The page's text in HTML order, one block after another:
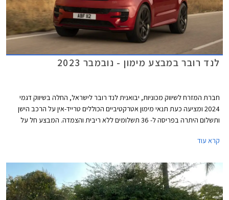
לנד רובר במבצע מימון - נובמבר 2023
חברת המזרח לשיווק מכוניות, יבואנית לנד רובר לישראל, החלה בשיווק דגמי
2024 ומציעה כעת תנאי מימון אטרקטיביים הכוללים טרייד-אין על הרכב הישן
ותשלום היתרה בפריסה ל- 36 תשלומים ללא ריבית והצמדה. המבצע חל על
קרא עוד